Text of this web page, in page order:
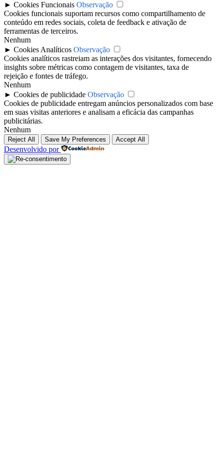
► Cookies Funcionais Observação
Cookies funcionais suportam recursos como compartilhamento de
conteúdo em redes sociais, coleta de feedback e ativação de
ferramentas de terceiros.
Nenhum
► Cookies Analíticos Observação
Cookies analíticos rastreiam as interações dos visitantes, fornecendo
insights sobre métricas como contagem de visitantes, taxa de
rejeição e fontes de tráfego.
Nenhum
► Cookies de publicidade Observação
Cookies de publicidade entregam anúncios personalizados com base
em suas visitas anteriores e analisam a eficácia das campanhas
publicitárias.
Nenhum
Reject All Save My Preferences Accept All
Desenvolvido por